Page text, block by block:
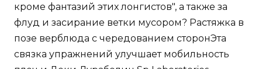
кроме фантазий этих лонгистов", а также за
флуд и засирание ветки мусором? Растяжка в
позе верблюда с чередованием сторонЭта
связка упражнений улучшает мобильность